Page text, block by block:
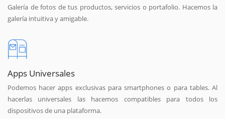
Galería de fotos de tus productos, servicios o portafolio. Hacemos la
galería intuitiva y amigable.
Apps Universales
Podemos hacer apps exclusivas para smartphones o para tables. Al
hacerlas universales las hacemos compatibles para todos los
dispositivos de una plataforma.